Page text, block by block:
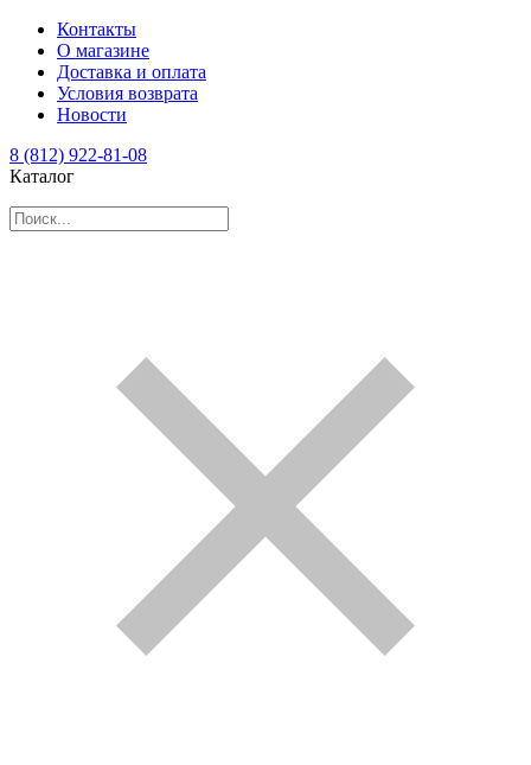
Контакты
О магазине
Доставка и оплата
Условия возврата
Новости
8 (812) 922-81-08
Каталог